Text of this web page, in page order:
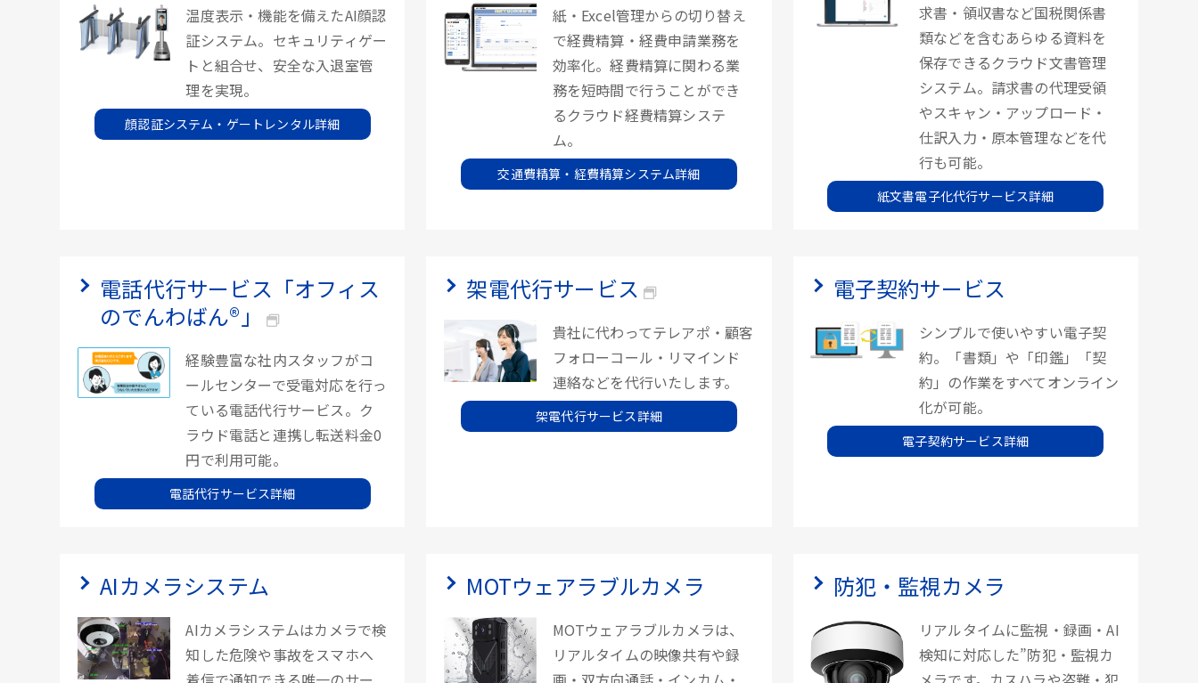
温度表示・機能を備えたAI顔認
証システム。セキュリティゲー
トと組合せ、安全な入退室管
理を実現。
顔認証システム・ゲートレンタル詳細
紙・Excel管理からの切り替え
で経費精算・経費申請業務を
効率化。経費精算に関わる業
務を短時間で行うことができ
るクラウド経費精算システ
ム。
交通費精算・経費精算システム詳細
求書・領収書など国税関係書
類などを含むあらゆる資料を
保存できるクラウド文書管理
システム。請求書の代理受領
やスキャン・アップロード・
仕訳入力・原本管理などを代
行も可能。
紙文書電子化代行サービス詳細
電話代行サービス「オフィス
のでんわばん®」
経験豊富な社内スタッフがコ
ールセンターで受電対応を行っ
ている電話代行サービス。ク
ラウド電話と連携し転送料金0
円で利用可能。
電話代行サービス詳細
架電代行サービス
貴社に代わってテレアポ・顧客
フォローコール・リマインド
連絡などを代行いたします。
架電代行サービス詳細
電子契約サービス
シンプルで使いやすい電子契
約。「書類」や「印鑑」「契
約」の作業をすべてオンライン
化が可能。
電子契約サービス詳細
AIカメラシステム
AIカメラシステムはカメラで検
知した危険や事故をスマホへ
MOTウェアラブルカメラ
MOTウェアラブルカメラは、
リアルタイムの映像共有や録
防犯・監視カメラ
リアルタイムに監視・録画・AI
検知に対応した”防犯・監視カ